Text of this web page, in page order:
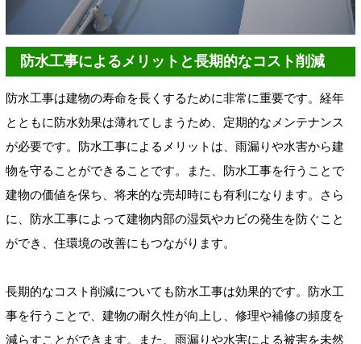
防水工事によるメリットと長期的なコスト削減
防水工事は建物の寿命を長くするために非常に重要です。経年
とともに防水効果は薄れてしまうため、定期的なメンテナンス
が必要です。防水工事によるメリットは、雨漏りや水害から建
物を守ることができることです。また、防水工事を行うことで
建物の価値を保ち、将来的な売却時にも有利になります。さら
に、防水工事によって建物内部の湿気やカビの発生を防ぐこと
ができ、住環境の改善にもつながります。
長期的なコスト削減についても防水工事は効果的です。防水工
事を行うことで、建物の耐久性が向上し、修理や補修の頻度を
減らすことができます。また、雨漏りや水害による被害を未然